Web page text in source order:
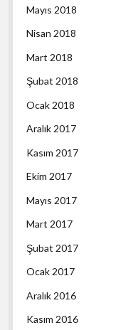
Mayıs 2018
Nisan 2018
Mart 2018
Şubat 2018
Ocak 2018
Aralık 2017
Kasım 2017
Ekim 2017
Mayıs 2017
Mart 2017
Şubat 2017
Ocak 2017
Aralık 2016
Kasım 2016